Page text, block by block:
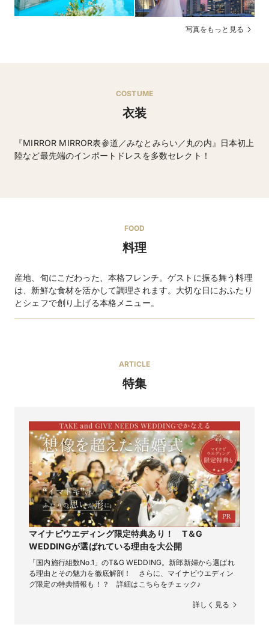
セル費用・開催日変更・ご招待人数変更の料金について
は規定がございますので会場までお問い合わせくださ
写真をもっと見る
COSTUME
衣装
『MIRROR MIRROR表参道／みなとみらい／丸の内』日本初上
陸など最先端のインポートドレスを多数セレクト！
Temperley LONDON（イギリス）・DAVID
リア）・TONY HAMAWY（アメリカ）・Austin
Scarlett（アメリカ）・Giuseppe Papini（イタリ
ア）・MM by YUKO NOGAMI 他多数
特徴
クリエイティブプロデューサーには、国内外の数々の著
名人ウェディングを手掛ける、T&G を代表するウェディ
ングプランナー野上ゆう子が就任。トレンドに敏感な花
嫁たちの希望を叶える、最先端のインポートドレスをセ
レクトしています。取り扱いドレスの中には、欧米のセ
レブに愛されるブランド“Austin Scarlett”など日本初上
陸のブランドやオリジナルブランド、またそれらに合う
インポートのアクセサリーや小物も多数ラインナップ。
レンタル価格
ウエディングドレス 183,333円〜／カラードレス
152,777円〜／タキシード 71,296円〜
会場に合わせたドレスコーディーネートをご提案、ご親
FOOD
料理
産地、旬にこだわった、本格フレンチ。ゲストに振る舞う料理
は、新鮮な食材を活かして調理されます。大切な日におふたり
とシェフで創り上げる本格メニュー。
イチオシメ
ニュー
旬魚のヴェルデュレット ムール貝と桜海老のクラフ
ティ
ムール貝の出汁で仕上げたソース。フランス風タルト、
芽キャベツ、サクラエビのフリット、カレー風味のカリ
フラワーピューレを付け合わせ。
ARTICLE
特集
マイナビウエディング限定特典あり！ T＆G
WEDDINGが選ばれている理由を大公開
「国内施行組数No.1」のT&G WEDDING。新郎新婦から選ばれ
る理由とその魅力を徹底解剖！ さらに、マイナビウエディン
グ限定の特典情報も！？ 詳細はこちらをチェック♪
詳しく見る